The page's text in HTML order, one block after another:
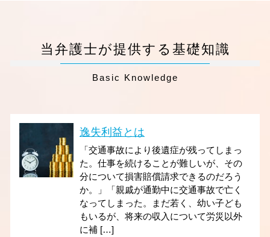
当弁護士が提供する基礎知識
Basic Knowledge
逸失利益とは
「交通事故により後遺症が残ってしまっ
た。仕事を続けることが難しいが、その
分について損害賠償請求できるのだろう
か。」「親戚が通勤中に交通事故で亡く
なってしまった。まだ若く、幼い子ども
もいるが、将来の収入について労災以外
に補 […]